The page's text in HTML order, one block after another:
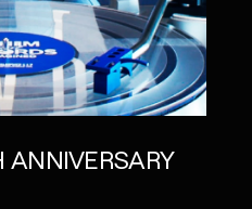
ANNIVERSARY